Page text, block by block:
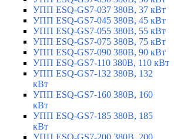
УПП ESQ-GS7-037 380В, 37 кВт
УПП ESQ-GS7-045 380В, 45 кВт
УПП ESQ-GS7-055 380В, 55 кВт
УПП ESQ-GS7-075 380В, 75 кВт
УПП ESQ-GS7-090 380В, 90 кВт
УПП ESQ-GS7-110 380В, 110 кВт
УПП ESQ-GS7-132 380В, 132
кВт
УПП ESQ-GS7-160 380В, 160
кВт
УПП ESQ-GS7-185 380В, 185
кВт